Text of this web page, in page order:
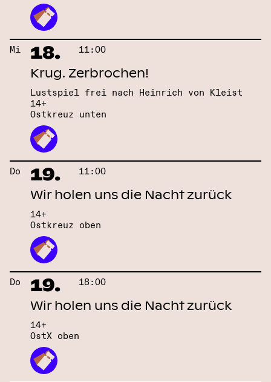
Mi 18. 11:00
Krug. Zerbrochen!
Lustspiel frei nach Heinrich von Kleist
14+
Ostkreuz unten
Do 19. 11:00
Wir holen uns die Nacht zurück
14+
Ostkreuz oben
Do 19. 18:00
Wir holen uns die Nacht zurück
14+
OstX oben